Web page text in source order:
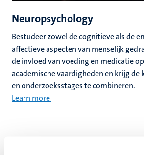
Neuropsychology
Bestudeer zowel de cognitieve als de
affectieve aspecten van menselijk
de invloed van voeding en medicatie
academische vaardigheden en krijg de
en onderzoeksstages te combineren.
Learn more